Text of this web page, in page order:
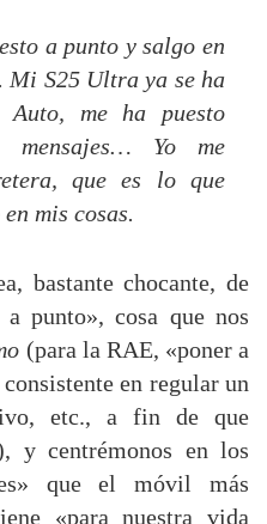
a punto y salgo en
Mi S25 Ultra ya se ha
Auto, me ha puesto
Yo me
que es lo que
mis cosas.
bastante chocante, de
punto», cosa que nos
(para la RAE, «poner a
en regular un
etc., a fin de que
y centrémonos en los
que el móvil más
«para nuestra vida